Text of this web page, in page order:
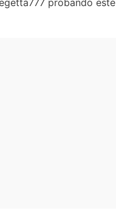
probando este